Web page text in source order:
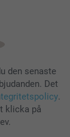
den senaste
Det
.
klicka på